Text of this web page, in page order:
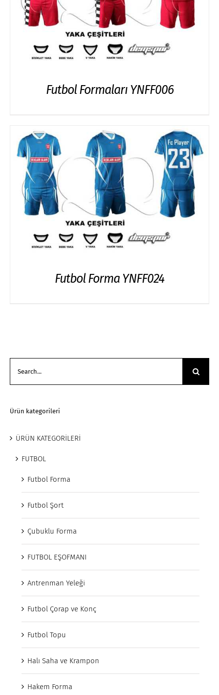
Futbol Formaları YNFF006
Futbol Forma YNFF024
Ürün kategorileri
ÜRÜN KATEGORİLERİ
FUTBOL
Futbol Forma
Futbol Şort
Çubuklu Forma
FUTBOL EŞOFMANI
Antrenman Yeleği
Futbol Çorap ve Konç
Futbol Topu
Halı Saha ve Krampon
Hakem Forma